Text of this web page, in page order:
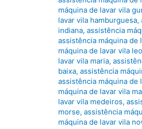
máquina de lavar vila
lavar vila hamburguesa,
indiana,assistência
assistência máquina de
máquina de lavar vila
lavar vila maria,
baixa,assistência
assistência máquina de
máquina de lavar vila
lavar vila medeiros,
morse,assistência
máquina de lavar vila